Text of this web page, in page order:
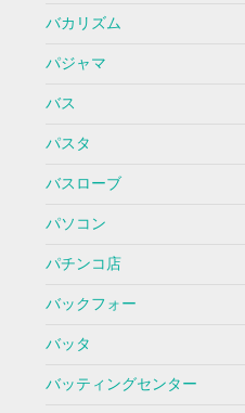
バカリズム
パジャマ
バス
パスタ
バスローブ
パソコン
パチンコ店
バックフォー
バッタ
バッティングセンター